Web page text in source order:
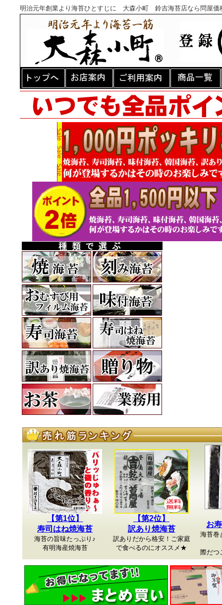
明治元年創業より海苔ひとすじに 大森小町 鈴吉海苔店なら問屋
【第1位】
寿司はね焼海苔
海苔の旨味たっぷり♪
有明海産焼海苔
【第2位】
訳あり焼海苔
訳ありだから格安！ご家庭
で食べるのにオススメ★
お
海苔巻
際だつ